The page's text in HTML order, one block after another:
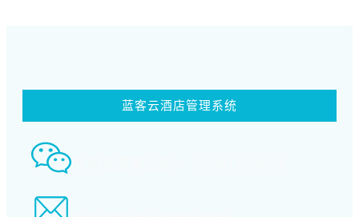
蓝客云酒店管理系统
智慧酒店事业部： 18580339994